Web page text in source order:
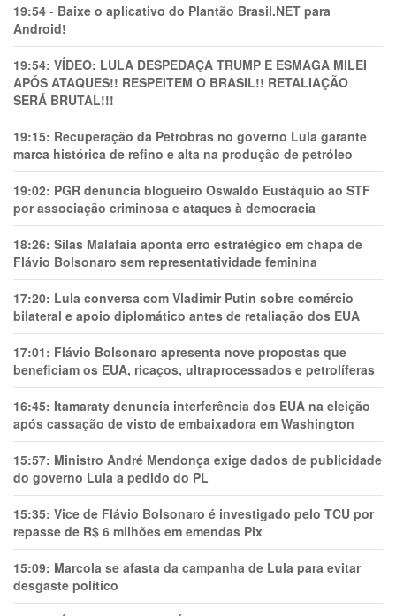
19:54 - Baixe o aplicativo do Plantão Brasil.NET para
Android!
19:54: VÍDEO: LULA DESPEDAÇA TRUMP E ESMAGA MILEI
APÓS ATAQUES!! RESPEITEM O BRASIL!! RETALIAÇÃO
SERÁ BRUTAL!!!
19:15: Recuperação da Petrobras no governo Lula garante
marca histórica de refino e alta na produção de petróleo
19:02: PGR denuncia blogueiro Oswaldo Eustáquio ao STF
por associação criminosa e ataques à democracia
18:26: Silas Malafaia aponta erro estratégico em chapa de
Flávio Bolsonaro sem representatividade feminina
17:20: Lula conversa com Vladimir Putin sobre comércio
bilateral e apoio diplomático antes de retaliação dos EUA
17:01: Flávio Bolsonaro apresenta nove propostas que
beneficiam os EUA, ricaços, ultraprocessados e petrolíferas
16:45: Itamaraty denuncia interferência dos EUA na eleição
após cassação de visto de embaixadora em Washington
15:57: Ministro André Mendonça exige dados de publicidade
do governo Lula a pedido do PL
15:35: Vice de Flávio Bolsonaro é investigado pelo TCU por
repasse de R$ 6 milhões em emendas Pix
15:09: Marcola se afasta da campanha de Lula para evitar
desgaste político